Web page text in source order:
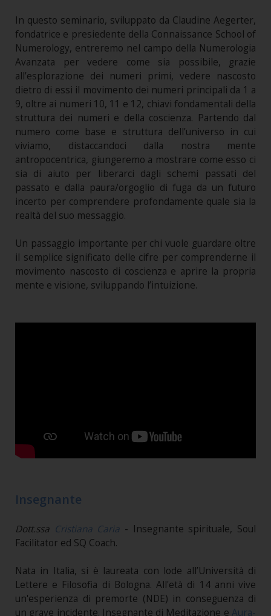
In questo seminario, sviluppato da Claudine Aegerter,
fondatrice e presiedente della Connaissance School of
Numerology, entreremo nel campo della Numerologia
Avanzata per vedere come sia possibile, grazie
all’esplorazione dei numeri primi, vedere nascosto
dietro di essi il movimento dei numeri principali da 1 a
9, oltre ai numeri 10, 11 e 12, chiavi fondamentali della
struttura dei numeri e della coscienza. Partendo dal
numero come base e struttura dell’universo in cui
viviamo, distaccandoci dalla nostra mente
antropocentrica, giungeremo a mostrare come esso ci
sia di aiuto per liberarci dagli schemi passati del
passato e dalla paura/orgoglio di fuga da un futuro
incerto per comprendere profondamente quale sia la
realtà del suo messaggio.
Un passaggio importante per chi vuole guardare oltre
il semplice significato delle cifre per comprenderne il
movimento nascosto di coscienza e aprire la propria
mente e visione, sviluppando l’intuizione.
Insegnante
Dott.ssa Cristiana Caria - Insegnante spirituale, Soul
Facilitator ed SQ Coach.
Nata in Italia, si è laureata con lode all’Università di
Lettere e Filosofia di Bologna. All'età di 14 anni vive
un'esperienza di premorte (NDE) in conseguenza di
un grave incidente. Insegnante di Meditazione e Aura-